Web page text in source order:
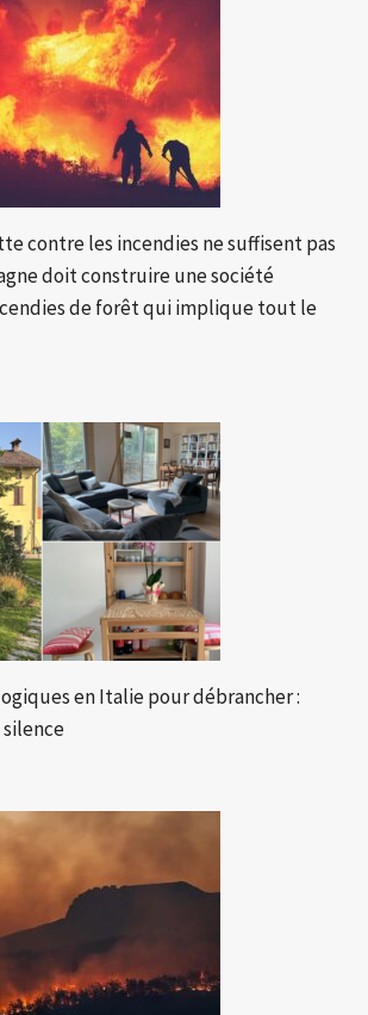
contre les incendies ne suffisent pas
doit construire une société
de forêt qui implique tout le
en Italie pour débrancher :